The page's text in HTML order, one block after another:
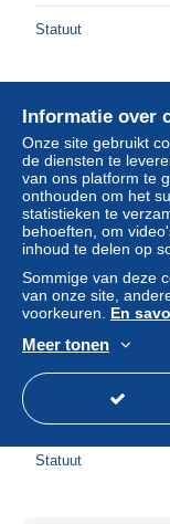
Statuut
[-20%]
Gemeentehuis -
Statuut
Informatie over
Onze site gebruikt
de diensten te
van ons platform te
onthouden om het
statistieken te
behoeften, om
inhoud te delen op
Sommige van deze
van onze site,
voorkeuren. En
Meer tonen